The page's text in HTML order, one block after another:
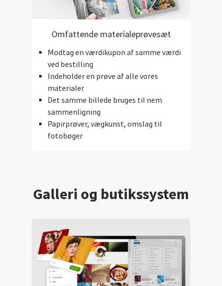
Omfattende materialeprøvesæt
Modtag en værdikupon af samme værdi
ved bestilling
Indeholder en prøve af alle vores
materialer
Det samme billede bruges til nem
sammenligning
Papirprøver, vægkunst, omslag til
fotobøger
Galleri og butikssystem